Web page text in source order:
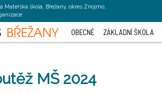
Mateřská škola, Břežany, okres Znojmo,
OBECNÉ ZÁKLADNÍ ŠKOLA
MŠ 2024